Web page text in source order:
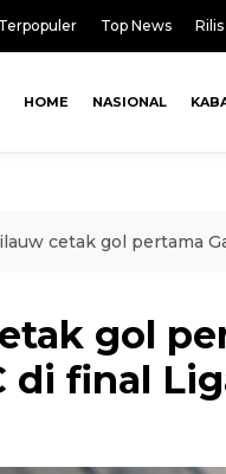
Terpopuler Top News
HOME NASIONAL
cetak gol pertama
gol
di final